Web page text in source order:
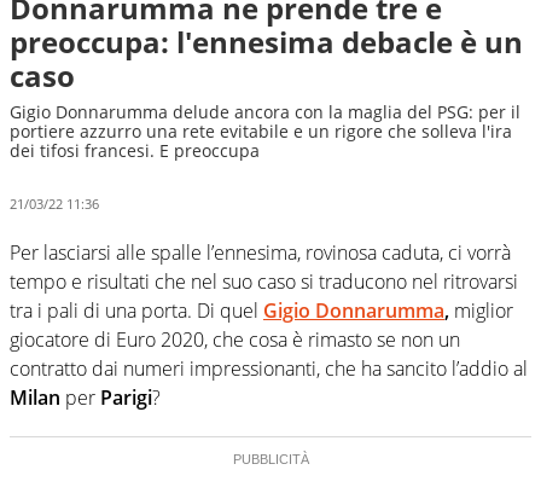
preoccupa: l'ennesima debacle è un
caso
Gigio Donnarumma delude ancora con la maglia del PSG: per il
portiere azzurro una rete evitabile e un rigore che solleva l'ira
dei tifosi francesi. E preoccupa
21/03/22 11:36
Per lasciarsi alle spalle l’ennesima, rovinosa caduta, ci vorrà
tempo e risultati che nel suo caso si traducono nel ritrovarsi
tra i pali di una porta. Di quel Gigio Donnarumma, miglior
giocatore di Euro 2020, che cosa è rimasto se non un
contratto dai numeri impressionanti, che ha sancito l’addio al
Milan per Parigi?